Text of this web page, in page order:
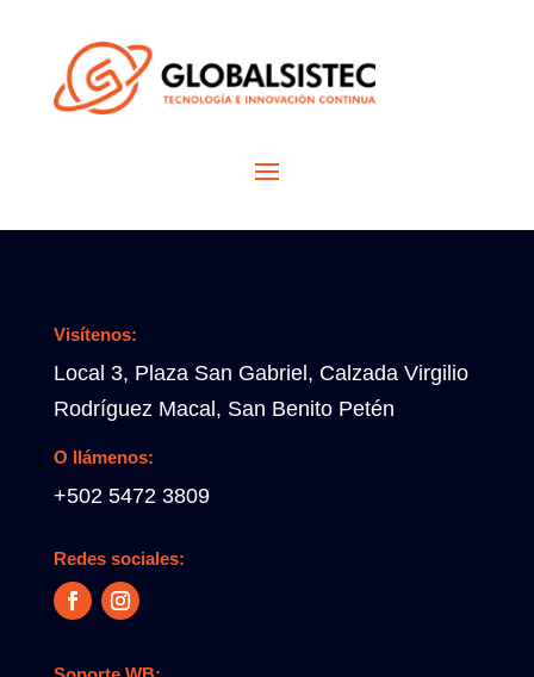
Visítenos:
Local 3, Plaza San Gabriel, Calzada Virgilio
Rodríguez Macal, San Benito Petén
O llámenos:
+502 5472 3809
Redes sociales: